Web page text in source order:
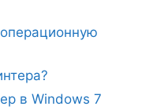
в Windows 7